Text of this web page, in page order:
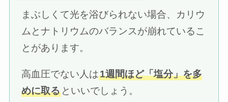
まぶしくて光を浴びられない場合、カリウ
ムとナトリウムのバランスが崩れているこ
とがあります。
高血圧でない人は1週間ほど「塩分」を多
めに取る といいでしょう。